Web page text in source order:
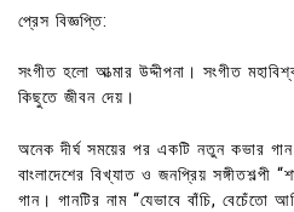
প্রেস বিজ্ঞপ্তি:
সংগীত হলো আত্মার উদ্দীপনা। সংগীত
কিছুতে জীবন দেয়।
অনেক দীর্ঘ সময়ের পর একটি নতুন কভার
বাংলাদেশের বিখ্যাত ও জনপ্রিয়
গান। গানটির নাম “যেভাবে বাঁচি, বেচেঁতো